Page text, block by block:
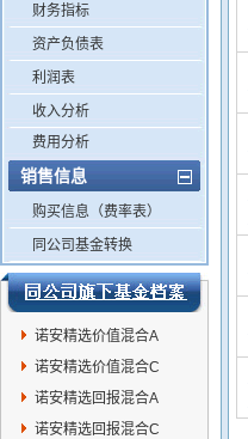
财务指标
资产负债表
利润表
收入分析
费用分析
销售信息
购买信息（费率表）
同公司基金转换
诺安精选价值混合A
诺安精选价值混合C
诺安精选回报混合A
诺安精选回报混合C